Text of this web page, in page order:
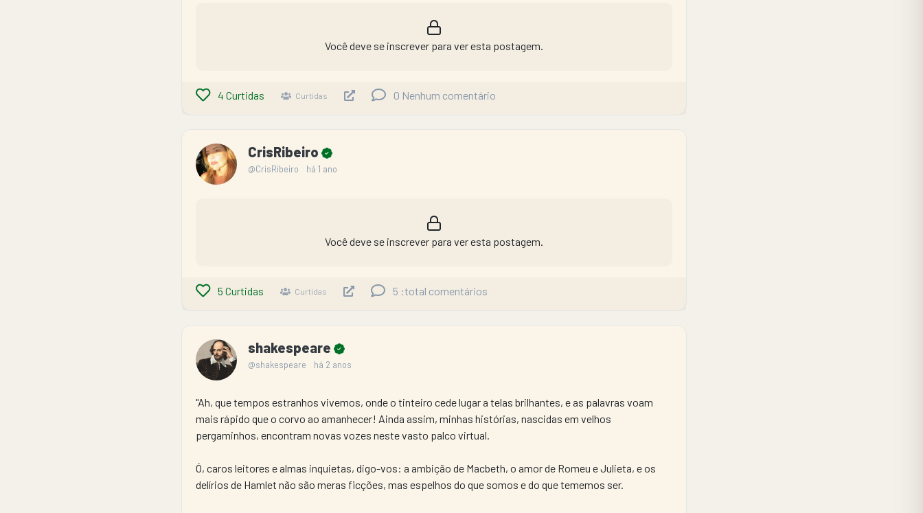
Você deve se inscrever para ver esta postagem.
4 Curtidas Curtidas 0 Nenhum comentário
CrisRibeiro
@CrisRibeiro há 1 ano
Você deve se inscrever para ver esta postagem.
5 Curtidas Curtidas 5 :total comentários
shakespeare
@shakespeare há 2 anos
"Ah, que tempos estranhos vivemos, onde o tinteiro cede lugar a telas brilhantes, e as palavras voam
mais rápido que o corvo ao amanhecer! Ainda assim, minhas histórias, nascidas em velhos
pergaminhos, encontram novas vozes neste vasto palco virtual.
Ó, caros leitores e almas inquietas, digo-vos: a ambição de Macbeth, o amor de Romeu e Julieta, e os
delírios de Hamlet não são meras ficções, mas espelhos do que somos e do que tememos ser.